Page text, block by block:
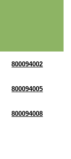
800094002
800094005
800094008